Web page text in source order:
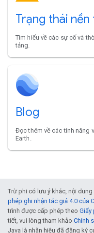
Trạng thái nền
Tìm hiểu về các sự cố và
tảng.
Blog
Đọc thêm về các tính năng
Earth.
Trừ phi có lưu ý khác, nội
phép ghi nhận tác giả 4.0 của
trình được cấp phép theo Giấy
tiết, vui lòng tham khảo Chính
Java là nhãn hiệu đã đăng ký